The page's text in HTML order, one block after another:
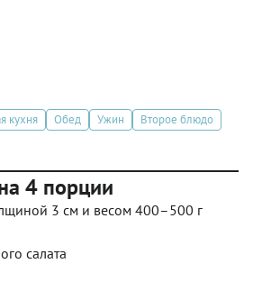
кухня Обед Ужин
Второе блюдо
4 порции
3 см и весом 400–500 г
салата